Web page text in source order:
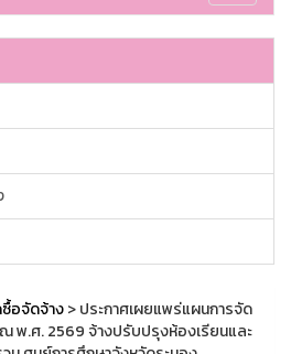
อจัดจ้าง> ประกาศเผยแพร่แผนการจัด
พ.ศ. 2569 จ้างปรับปรุงห้องเรียนและ